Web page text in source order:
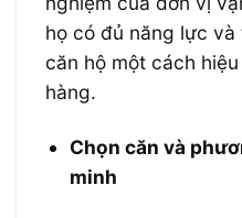
họ có đủ năng lực
căn hộ một cách
hàng.
Chọn căn và
minh